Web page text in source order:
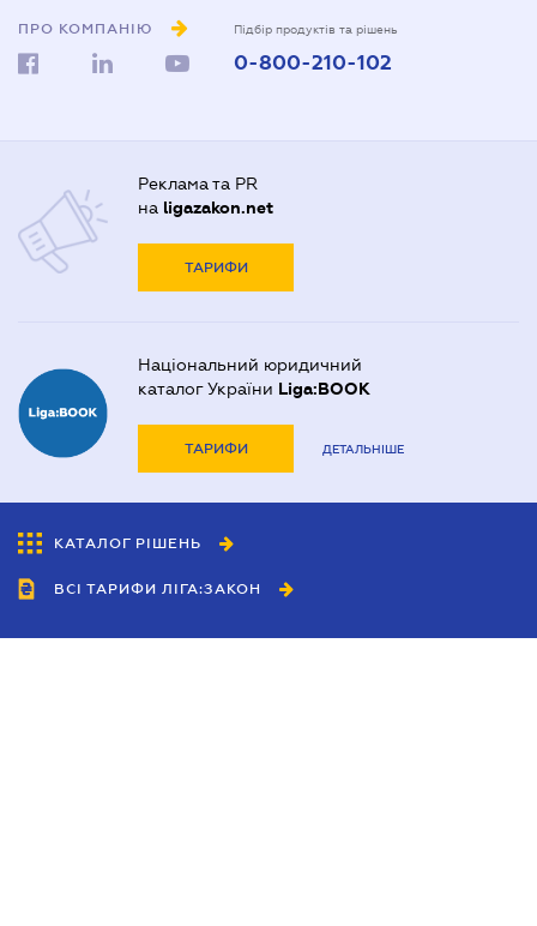
ПРО КОМПАНІЮ Підбір продуктів та рішень
0-800-210-102
Реклама та PR
на ligazakon.net
ТАРИФИ
Національний юридичний
каталог України Liga:BOOK
ТАРИФИ ДЕТАЛЬНІШЕ
КАТАЛОГ РІШЕНЬ
ВСІ ТАРИФИ ЛІГА:ЗАКОН